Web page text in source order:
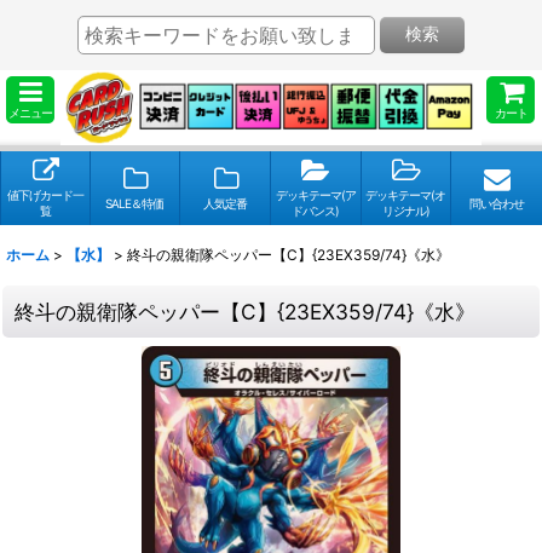
メニュー カート
検索
値下げカード一
覧
SALE＆特価 人気定番
デッキテーマ(ア
ドバンス)
デッキテーマ(オ
リジナル)
問い合わせ
ホーム > 【水】 > 終斗の親衛隊ペッパー【C】{23EX359/74}《水》
終斗の親衛隊ペッパー【C】{23EX359/74}《水》